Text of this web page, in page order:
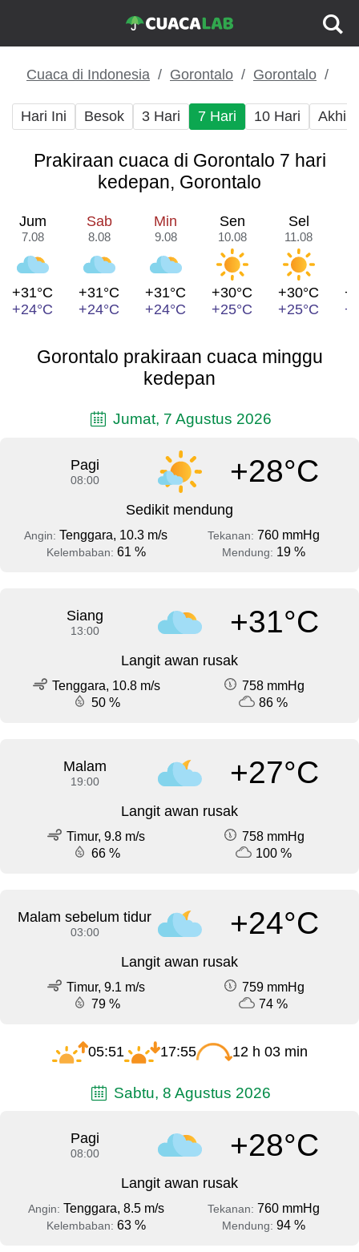
Cuaca di Indonesia Gorontalo Gorontalo
Hari Ini Besok 3 Hari 7 Hari 10 Hari Akhir
Prakiraan cuaca di Gorontalo 7 hari
kedepan, Gorontalo
Jum
7.08
+31°C
+24°C
Sab
8.08
+31°C
+24°C
Min
9.08
+31°C
+24°C
Sen
10.08
+30°C
+25°C
Sel
11.08
+30°C
+25°C
Gorontalo prakiraan cuaca minggu
kedepan
Jumat, 7 Agustus 2026
Pagi
08:00 +28°C
Sedikit mendung
Angin: Tenggara, 10.3 m/s Tekanan: 760 mmHg
Kelembaban: 61 % Mendung: 19 %
Siang
13:00 +31°C
Langit awan rusak
Tenggara, 10.8 m/s
758 mmHg
50 %
86 %
Malam
19:00 +27°C
Langit awan rusak
Timur, 9.8 m/s
758 mmHg
66 %
100 %
Malam sebelum tidur
03:00 +24°C
Langit awan rusak
Timur, 9.1 m/s
759 mmHg
79 %
74 %
05:51 17:55 12 h 03 min
Sabtu, 8 Agustus 2026
Pagi
08:00 +28°C
Langit awan rusak
Angin: Tenggara, 8.5 m/s Tekanan: 760 mmHg
Kelembaban: 63 % Mendung: 94 %